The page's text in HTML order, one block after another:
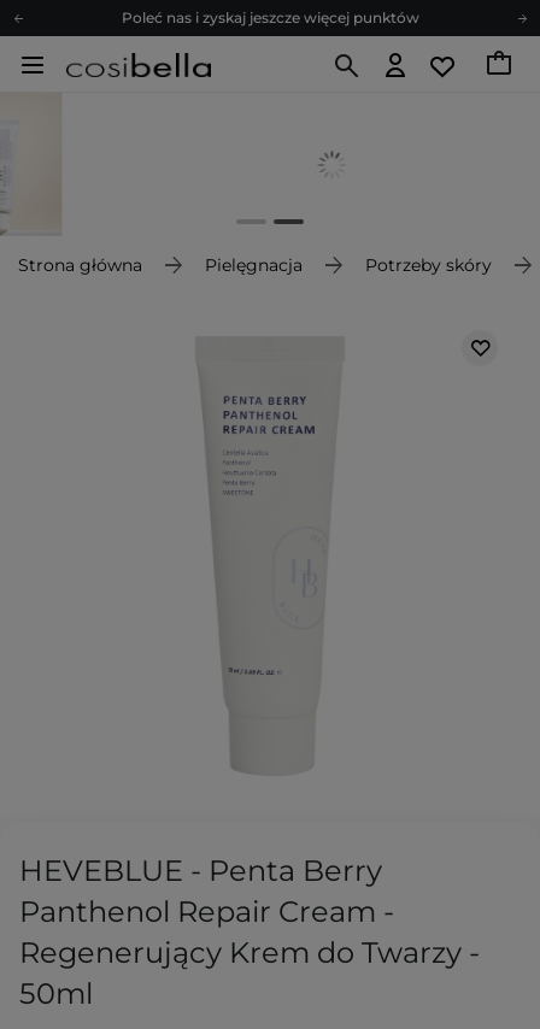
Poleć nas i zyskaj jeszcze więcej punktów
Zapisz się na newsletter pełen porad
Poleć nas i zyskaj jeszcze więcej punktów
Strona główna Pielęgnacja Potrzeby skóry
HEVEBLUE - Penta Berry
Panthenol Repair Cream -
Regenerujący Krem do Twarzy -
50ml